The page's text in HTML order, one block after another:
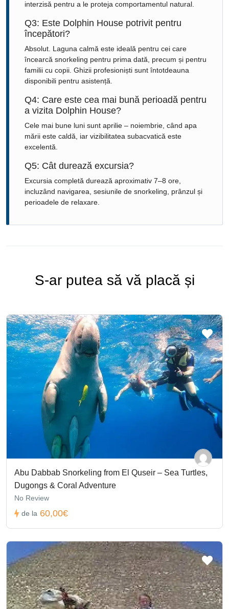
interzisă pentru a le proteja comportamentul natural.
Q3: Este Dolphin House potrivit pentru
începători?
Absolut. Laguna calmă este ideală pentru cei care
încearcă snorkeling pentru prima dată, precum și pentru
familii cu copii. Ghizii profesioniști sunt întotdeauna
disponibili pentru asistență.
Q4: Care este cea mai bună perioadă pentru
a vizita Dolphin House?
Cele mai bune luni sunt aprilie – noiembrie, când apa
mării este caldă, iar vizibilitatea subacvatică este
excelentă.
Q5: Cât durează excursia?
Excursia completă durează aproximativ 7–8 ore,
incluzând navigarea, sesiunile de snorkeling, prânzul și
perioadele de relaxare.
S-ar putea să vă placă și
Abu Dabbab Snorkeling from El Quseir – Sea Turtles,
Dugongs & Coral Adventure
No Review
de la 60,00€